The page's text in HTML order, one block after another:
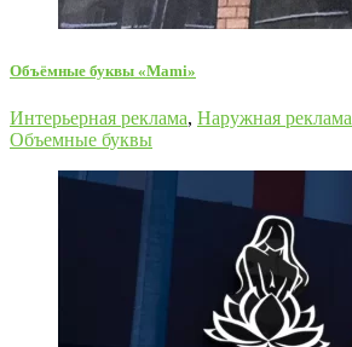
Объёмные буквы «Mami»
Интерьерная реклама, Наружная реклама
Объемные буквы